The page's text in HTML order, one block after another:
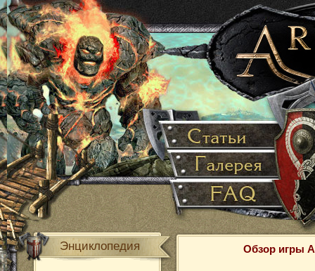
Энциклопедия Обзор игры